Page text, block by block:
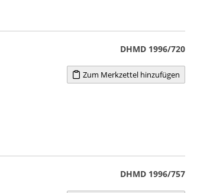
DHMD 1996/720
Zum Merkzettel hinzufügen
DHMD 1996/757